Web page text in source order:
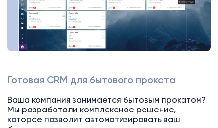
Готовая CRM для бытового проката
Ваша компания занимается бытовым прокатом?
Мы разработали комплексное решение,
которое позволит автоматизировать ваш